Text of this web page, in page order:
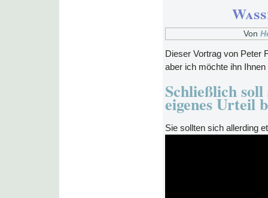
Von
Dieser Vortrag von Peter
aber ich möchte ihn
Schließlich
eigenes Urteil
Sie sollten sich allerding